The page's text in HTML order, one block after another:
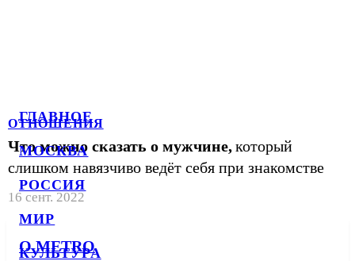
ГЛАВНОЕ
МОСКВА
РОССИЯ
МИР
КУЛЬТУРА
ОТНОШЕНИЯ
Что можно сказать о мужчине,который
слишком навязчиво ведёт себя при знакомстве
16 сент. 2022
О METRO